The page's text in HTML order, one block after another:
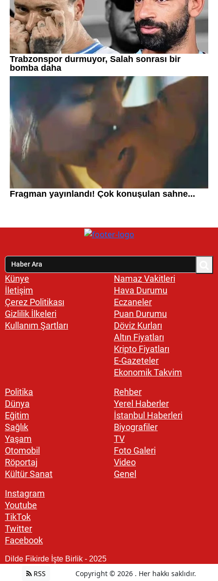
Künye
İletişim
Çerez Politikası
Gizlilik İlkeleri
Kullanım Şartları
Namaz Vakitleri
Hava Durumu
Eczaneler
Puan Durumu
Döviz Kurları
Altın Fiyatları
Kripto Fiyatları
E-Gazeteler
Ekonomik Takvim
Politika
Dünya
Eğitim
Sağlık
Yaşam
Otomobil
Röportaj
Kültür Sanat
Rehber
Yerel Haberler
İstanbul Haberleri
Biyografiler
TV
Foto Galeri
Video
Genel
Instagram
Youtube
TikTok
Twitter
Facebook
Dilde Fikirde İşte Birlik - 2025
RSS Copyright © 2026 . Her hakkı saklıdır.